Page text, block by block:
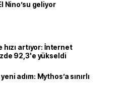
Nino’su geliyor
artıyor: İnternet
92,3'e yükseldi
adım: Mythos’a sınırlı